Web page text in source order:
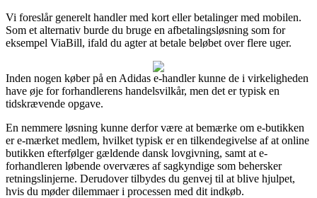
Vi foreslår generelt handler med kort eller betalinger med mobilen.
Som et alternativ burde du bruge en afbetalingsløsning som for
eksempel ViaBill, ifald du agter at betale beløbet over flere uger.
Inden nogen køber på en Adidas e-handler kunne de i virkeligheden
have øje for forhandlerens handelsvilkår, men det er typisk en
tidskrævende opgave.
En nemmere løsning kunne derfor være at bemærke om e-butikken
er e-mærket medlem, hvilket typisk er en tilkendegivelse af at online
butikken efterfølger gældende dansk lovgivning, samt at e-
forhandleren løbende overværes af sagkyndige som behersker
retningslinjerne. Derudover tilbydes du genvej til at blive hjulpet,
hvis du møder dilemmaer i processen med dit indkøb.